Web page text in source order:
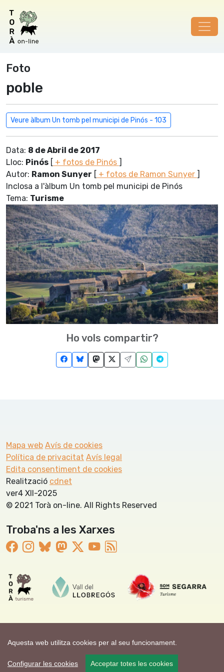
Aquesta web utilitza cookies per al seu funcionament.
Configurar les cookies Acceptar totes les cookies
Foto
poble
Veure àlbum Un tomb pel municipi de Pinós - 103
Data: 8 de Abril de 2017
Lloc: Pinós [ + fotos de Pinós ]
Autor: Ramon Sunyer [ + fotos de Ramon Sunyer ]
Inclosa a l'àlbum Un tomb pel municipi de Pinós
Tema: Turisme
Ho vols compartir?
Mapa web Avís de cookies
Política de privacitat Avís legal
Edita consentiment de cookies
Realització cdnet
ver4 XII-2025
© 2021 Torà on-line. All Rights Reserved
Troba'ns a les Xarxes